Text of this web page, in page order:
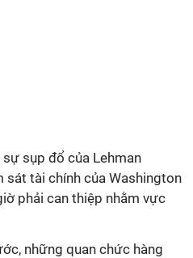
sụp đổ của Lehman
sát tài chính của Washington
phải can thiệp nhằm vực
những quan chức hàng